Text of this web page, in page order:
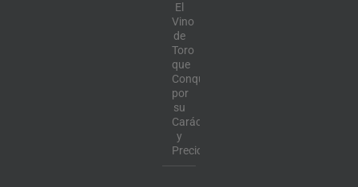
El
Vino
de
Toro
que
Conquista
por
su
Carácter
y
Precio